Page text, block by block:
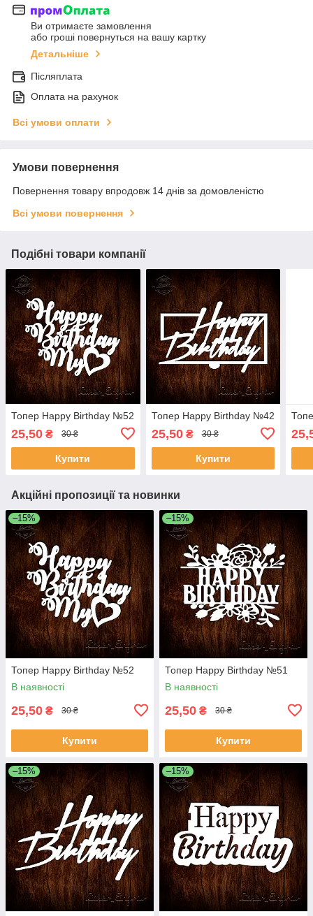
Ви отримаєте замовлення
або гроші повернуться на вашу картку
Детальніше
Післяплата
Оплата на рахунок
Всі умови оплати
Умови повернення
Повернення товару впродовж 14 днів за домовленістю
Всі умови повернення
Подібні товари компанії
Топер Happy Birthday №52
25,50 ₴ 30 ₴
Купити
Топер Happy Birthday №42
25,50₴ 30 ₴
Купити
Акційні пропозиції та новинки
–15%
Топер Happy Birthday №52
В наявності
25,50 ₴ 30 ₴
Купити
–15%
Топер Happy Birthday №51
В наявності
25,50 ₴ 30 ₴
Купити
–15% –15%